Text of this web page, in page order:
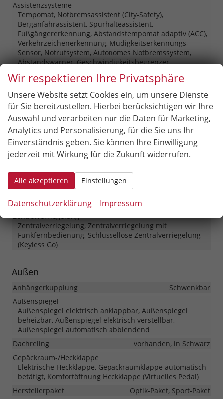
Assistenzsysteme
Tempomat, Notbremsassistent (City-Safety),
Berganfahrassistent, Spurhalteassistent,
Fußgängererkennung, Abstandstempomat adaptiv (ACC),
Verkehrzeichenerkennung, Müdigkeitserkennungs-
Sensor, Notrufsystem, Autonomes Notbremssystem,
Abstandswarner, Geschwindigkeitsbegrenzer,
Ausweichassistent (ESA)
Einparkhilfe
Selbstlenkendes System, Park Distance Control vorne,
Park Distance Control hinten, Rückfahrkamera
Fahrprofilauswahl
vorhanden
Innenspiegel automatisch abblendend
vorhanden
Lenkung
Servolenkung
Lichttechnik
Scheinwerfer, Fernlichtassistent, LED-Tagfahrlicht, Voll-
LED Scheinwerfer
Start/Stop-Automatik
Zentralverriegelung
Zentralverriegelung, Zentralverriegelung mit
Funkfernbedienung, Schlüssellose Zentralverriegelung
(Keyless Go)
Außen
Anhängerkupplung
Schwenkbar
Außenspiegel
Außenspiegel elektrisch anklappbar, Außenspiegel
beheizbar, Außenspiegel elektrisch verstellbar,
Außenspiegel automatisch abblendend
Dachreling
vorhanden, in Schwarz
Gepäckraum-/Heckklappe
Elektrische Heckklappe, Gepäckraumklappe automatisch
betätigt, Komfortöffnung Heckklappe (Virtuelles Pedal)
Herstellerpaket
Optik-Paket, Sport-Paket
Wir respektieren Ihre Privatsphäre
Unsere Website setzt Cookies ein, um unsere Dienste
für Sie bereitzustellen. Hierbei berücksichtigen wir Ihre
Auswahl und verarbeiten nur die Daten für Marketing,
Analytics und Personalisierung, für die Sie uns Ihr
Einverständnis geben. Sie können Ihre Einwilligung
jederzeit mit Wirkung für die Zukunft widerrufen.
Alle akzeptieren Einstellungen
Datenschutzerklärung Impressum